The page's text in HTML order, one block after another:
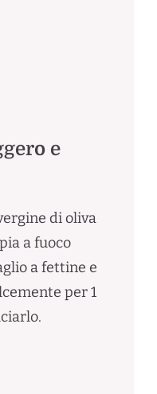
e
di oliva
a fuoco
a fettine e
per 1